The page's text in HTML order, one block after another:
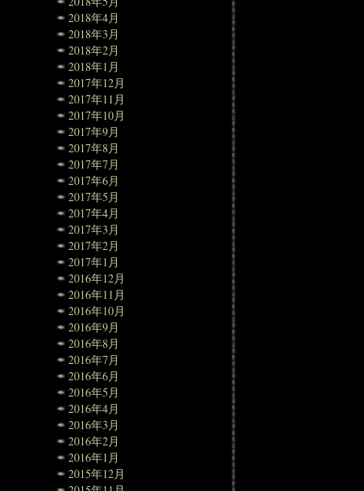
2018年4月
2018年3月
2018年2月
2018年1月
2017年12月
2017年11月
2017年10月
2017年9月
2017年8月
2017年7月
2017年6月
2017年5月
2017年4月
2017年3月
2017年2月
2017年1月
2016年12月
2016年11月
2016年10月
2016年9月
2016年8月
2016年7月
2016年6月
2016年5月
2016年4月
2016年3月
2016年2月
2016年1月
2015年12月